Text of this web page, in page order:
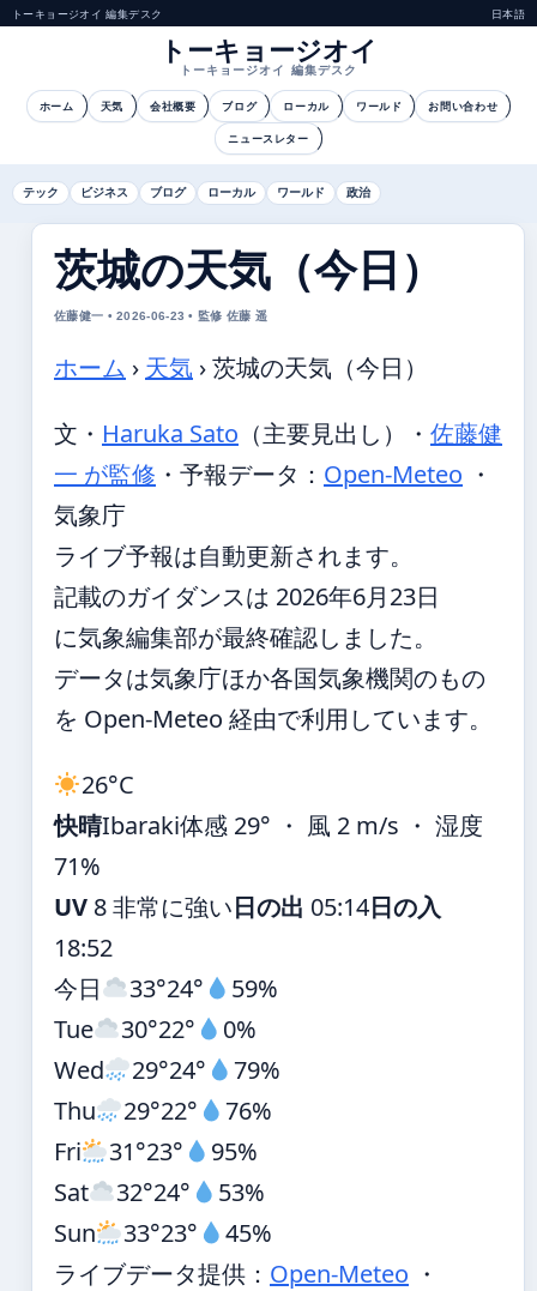
トーキョージオイ 編集デスク 日本語
トーキョージオイ
トーキョージオイ 編集デスク
ホーム 天気 会社概要 ブログ ローカル ワールド お問い合わせ
ニュースレター
テック ビジネス ブログ ローカル ワールド 政治
茨城の天気（今日）
佐藤健一 • 2026-06-23 • 監修 佐藤 遥
ホーム › 天気 ›茨城の天気（今日）
文・ Haruka Sato （主要見出し） ・ 佐藤健
一 が監修 ・ 予報データ： Open-Meteo ・
気象庁
ライブ予報は自動更新されます。
記載のガイダンスは 2026年6月23日
に気象編集部が最終確認しました。
データは気象庁ほか各国気象機関のもの
を Open-Meteo 経由で利用しています。
26°C
快晴Ibaraki体感 29° ・ 風 2 m/s ・ 湿度
71%
UV 8 非常に強い日の出 05:14日の入
18:52
今日
33°24°
59%
Tue
30°22°
0%
Wed
29°24°
79%
Thu
29°22°
76%
Fri
31°23°
95%
Sat
32°24°
53%
Sun
33°23°
45%
ライブデータ提供： Open-Meteo ・